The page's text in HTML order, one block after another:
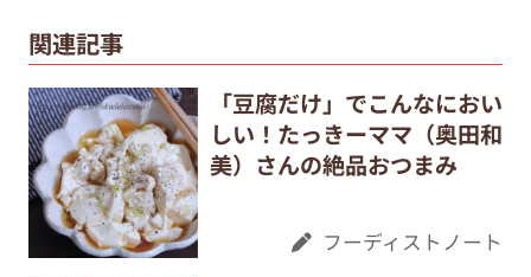
関連記事
「豆腐だけ」でこんなにおい
しい！たっきーママ（奥田和
美）さんの絶品おつまみ
フーディストノート